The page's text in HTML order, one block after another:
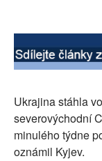
Ukrajina stáhla
severovýchodní
minulého týdne
oznámil Kyjev.